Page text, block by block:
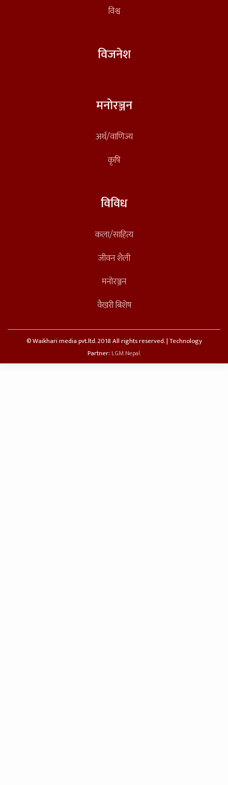
विश्व
विजनेश
मनोरञ्जन
अर्थ/वाणिज्य
कृषि
विविध
कला/साहित्य
जीवन शैली
मनोरञ्जन
वैखरी बिशेष
© Waikhari media pvt.ltd. 2018 All rights reserved. | Technology
Partner: LGM Nepal.